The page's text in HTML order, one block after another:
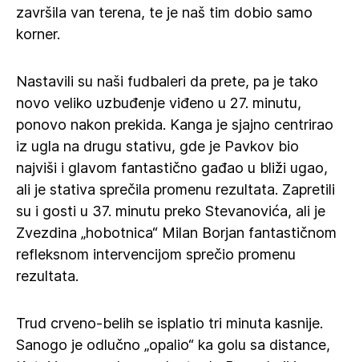
završila van terena, te je naš tim dobio samo
korner.
Nastavili su naši fudbaleri da prete, pa je tako
novo veliko uzbuđenje viđeno u 27. minutu,
ponovo nakon prekida. Kanga je sjajno centrirao
iz ugla na drugu stativu, gde je Pavkov bio
najviši i glavom fantastično gađao u bliži ugao,
ali je stativa sprečila promenu rezultata. Zapretili
su i gosti u 37. minutu preko Stevanovića, ali je
Zvezdina „hobotnica“ Milan Borjan fantastičnom
refleksnom intervencijom sprečio promenu
rezultata.
Trud crveno-belih se isplatio tri minuta kasnije.
Sanogo je odlučno „opalio“ ka golu sa distance,